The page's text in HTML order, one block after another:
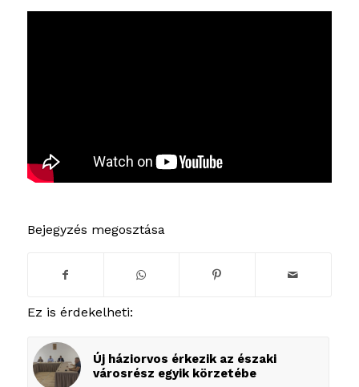
Bejegyzés megosztása
Ez is érdekelheti:
Új háziorvos érkezik az északi
városrész egyik körzetébe